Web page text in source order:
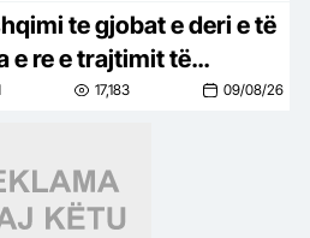
te gjobat e deri e të
e re e trajtimit të
Rregullat e reja të
17,183 09/08/26